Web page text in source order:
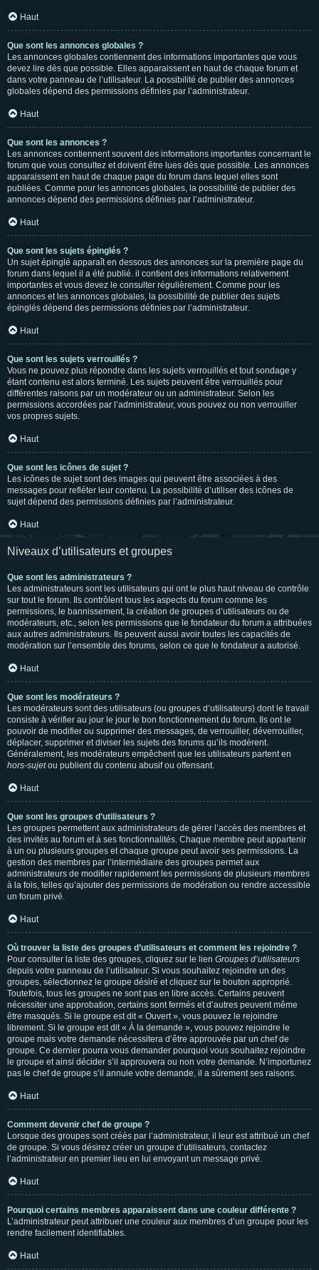
Haut
Que sont les annonces globales ?
Les annonces globales contiennent des informations importantes que vous
devez lire dès que possible. Elles apparaissent en haut de chaque forum et
dans votre panneau de l’utilisateur. La possibilité de publier des annonces
globales dépend des permissions définies par l’administrateur.
Haut
Que sont les annonces ?
Les annonces contiennent souvent des informations importantes concernant le
forum que vous consultez et doivent être lues dès que possible. Les annonces
apparaissent en haut de chaque page du forum dans lequel elles sont
publiées. Comme pour les annonces globales, la possibilité de publier des
annonces dépend des permissions définies par l’administrateur.
Haut
Que sont les sujets épinglés ?
Un sujet épinglé apparaît en dessous des annonces sur la première page du
forum dans lequel il a été publié. il contient des informations relativement
importantes et vous devez le consulter régulièrement. Comme pour les
annonces et les annonces globales, la possibilité de publier des sujets
épinglés dépend des permissions définies par l’administrateur.
Haut
Que sont les sujets verrouillés ?
Vous ne pouvez plus répondre dans les sujets verrouillés et tout sondage y
étant contenu est alors terminé. Les sujets peuvent être verrouillés pour
différentes raisons par un modérateur ou un administrateur. Selon les
permissions accordées par l’administrateur, vous pouvez ou non verrouiller
vos propres sujets.
Haut
Que sont les icônes de sujet ?
Les icônes de sujet sont des images qui peuvent être associées à des
messages pour refléter leur contenu. La possibilité d’utiliser des icônes de
sujet dépend des permissions définies par l’administrateur.
Haut
Niveaux d’utilisateurs et groupes
Que sont les administrateurs ?
Les administrateurs sont les utilisateurs qui ont le plus haut niveau de contrôle
sur tout le forum. Ils contrôlent tous les aspects du forum comme les
permissions, le bannissement, la création de groupes d’utilisateurs ou de
modérateurs, etc., selon les permissions que le fondateur du forum a attribuées
aux autres administrateurs. Ils peuvent aussi avoir toutes les capacités de
modération sur l’ensemble des forums, selon ce que le fondateur a autorisé.
Haut
Que sont les modérateurs ?
Les modérateurs sont des utilisateurs (ou groupes d’utilisateurs) dont le travail
consiste à vérifier au jour le jour le bon fonctionnement du forum. Ils ont le
pouvoir de modifier ou supprimer des messages, de verrouiller, déverrouiller,
déplacer, supprimer et diviser les sujets des forums qu’ils modèrent.
Généralement, les modérateurs empêchent que les utilisateurs partent en
hors-sujetou publient du contenu abusif ou offensant.
Haut
Que sont les groupes d’utilisateurs ?
Les groupes permettent aux administrateurs de gérer l’accès des membres et
des invités au forum et à ses fonctionnalités. Chaque membre peut appartenir
à un ou plusieurs groupes et chaque groupe peut avoir ses permissions. La
gestion des membres par l’intermédiaire des groupes permet aux
administrateurs de modifier rapidement les permissions de plusieurs membres
à la fois, telles qu’ajouter des permissions de modération ou rendre accessible
un forum privé.
Haut
Où trouver la liste des groupes d’utilisateurs et comment les rejoindre ?
Pour consulter la liste des groupes, cliquez sur le lien Groupes d’utilisateurs
depuis votre panneau de l’utilisateur. Si vous souhaitez rejoindre un des
groupes, sélectionnez le groupe désiré et cliquez sur le bouton approprié.
Toutefois, tous les groupes ne sont pas en libre accès. Certains peuvent
nécessiter une approbation, certains sont fermés et d’autres peuvent même
être masqués. Si le groupe est dit « Ouvert », vous pouvez le rejoindre
librement. Si le groupe est dit « À la demande », vous pouvez rejoindre le
groupe mais votre demande nécessitera d’être approuvée par un chef de
groupe. Ce dernier pourra vous demander pourquoi vous souhaitez rejoindre
le groupe et ainsi décider s’il approuvera ou non votre demande. N’importunez
pas le chef de groupe s’il annule votre demande, il a sûrement ses raisons.
Haut
Comment devenir chef de groupe ?
Lorsque des groupes sont créés par l’administrateur, il leur est attribué un chef
de groupe. Si vous désirez créer un groupe d’utilisateurs, contactez
l’administrateur en premier lieu en lui envoyant un message privé.
Haut
Pourquoi certains membres apparaissent dans une couleur différente ?
L’administrateur peut attribuer une couleur aux membres d’un groupe pour les
rendre facilement identifiables.
Haut